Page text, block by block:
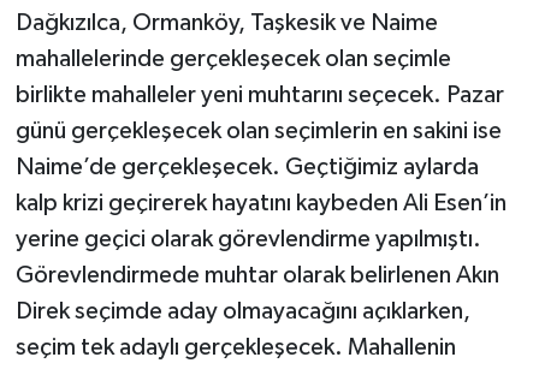
Dağkızılca, Ormanköy, Taşkesik ve Naime
mahallelerinde gerçekleşecek olan seçimle
birlikte mahalleler yeni muhtarını seçecek. Pazar
günü gerçekleşecek olan seçimlerin en sakini ise
Naime’de gerçekleşecek. Geçtiğimiz aylarda
kalp krizi geçirerek hayatını kaybeden Ali Esen’in
yerine geçici olarak görevlendirme yapılmıştı.
Görevlendirmede muhtar olarak belirlenen Akın
Direk seçimde aday olmayacağını açıklarken,
seçim tek adaylı gerçekleşecek. Mahallenin